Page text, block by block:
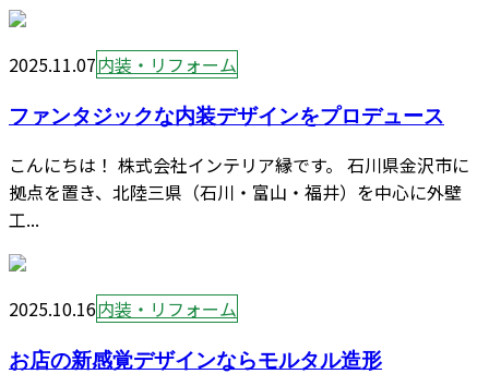
2025.11.07内装・リフォーム
ファンタジックな内装デザインをプロデュース
こんにちは！ 株式会社インテリア縁です。 石川県金沢市に
拠点を置き、北陸三県（石川・富山・福井）を中心に外壁
工...
2025.10.16内装・リフォーム
お店の新感覚デザインならモルタル造形